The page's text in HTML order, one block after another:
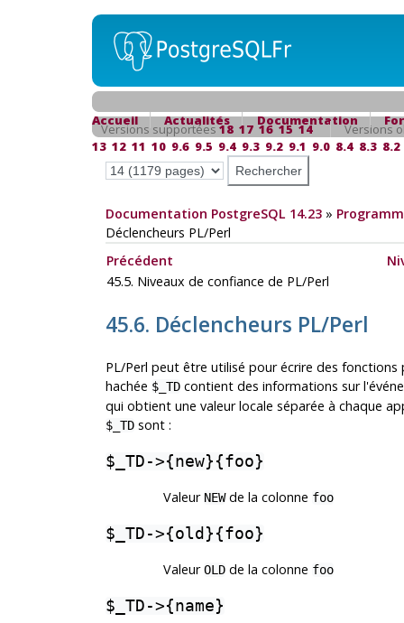
Accueil Actualités Documentation
Versions supportées18 17 16 15 14
Versions
13 12 11 10 9.6 9.5 9.4 9.3 9.2 9.1 9.0 8.4 8.3 8.2
Documentation PostgreSQL 14.23»
Déclencheurs PL/Perl
Précédent
45.5. Niveaux de confiance de PL/Perl
45.6. Déclencheurs PL/Perl
PL/Perl peut être utilisé pour écrire des fonctions
hachée $_TDcontient des informations sur
qui obtient une valeur locale séparée à chaque
$_TDsont :
$_TD->{new}{foo}
Valeur NEWde la colonne foo
$_TD->{old}{foo}
ValeurOLDde la colonne foo
$_TD->{name}